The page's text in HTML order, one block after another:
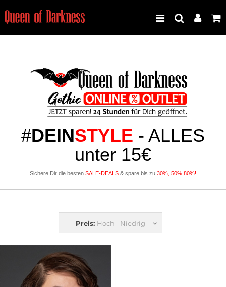
Best Seller
Neuheiten
Frauen
Männer
Plus Size
Accessoires
Gutscheine
#DEINSTYLE - ALLES
unter 15€
Sichere Dir die besten SALE-DEALS & spare bis zu 30%, 50%,80%!
Preis: Hoch - Niedrig